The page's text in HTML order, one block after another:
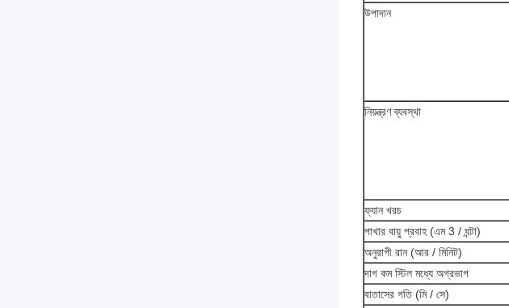
উপাদান
নিয়ন্ত্রণ ব্যবস্থা
ফ্যান খরচ
পাখার বায়ু প্রবাহ (এম 3 / ঘন্টা)
অনুরাগী রান (আর / মিনিট)
দাগ কম স্টিল মধ্যে অগ্রভাগ
বাতাসের গতি (মি / সে)